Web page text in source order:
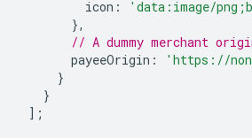
icon :
'data:image/
},
// A dummy merchant
payeeOrigin : 'https://
}
}
];